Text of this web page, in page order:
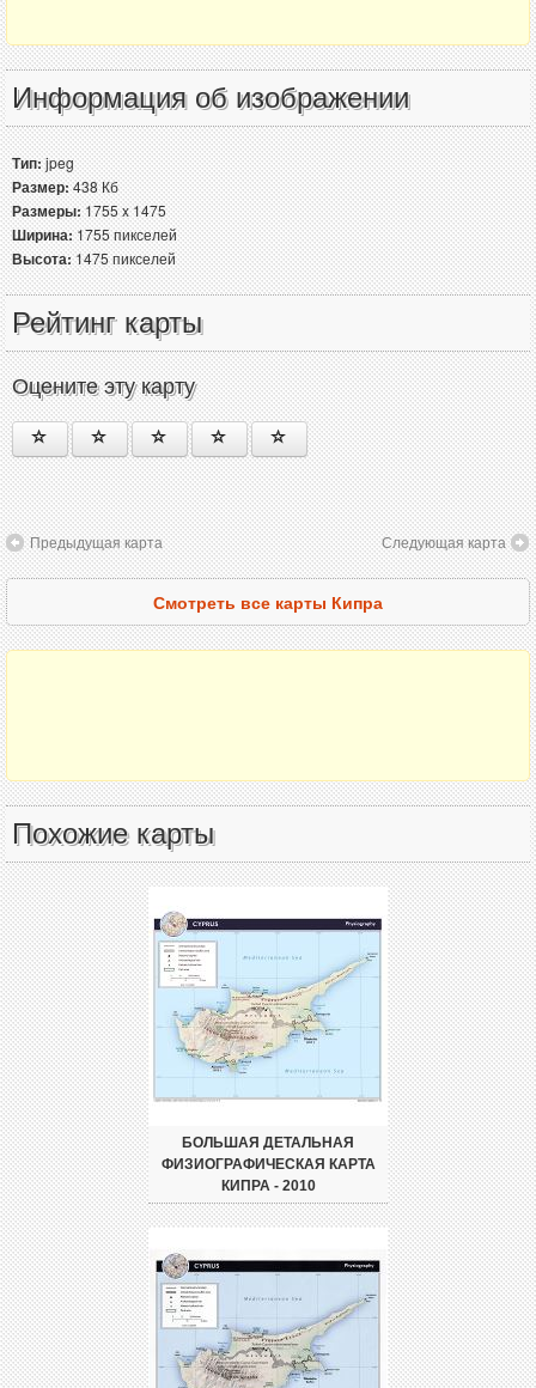
Информация об изображении
Тип:jpeg
Размер:438 Кб
Размеры:1755 x 1475
Ширина:1755 пикселей
Высота:1475 пикселей
Рейтинг карты
Оцените эту карту
Предыдущая карта Следующая карта
Смотреть все карты Кипра
Похожие карты
БОЛЬШАЯ ДЕТАЛЬНАЯ
ФИЗИОГРАФИЧЕСКАЯ КАРТА
КИПРА - 2010